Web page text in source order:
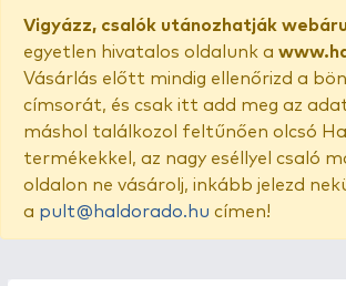
Vigyázz, csalók utánozhatják
egyetlen hivatalos oldalunk a
Vásárlás előtt mindig ellenőrizd a
címsorát, és csak itt add meg az
máshol találkozol feltűnően olcsó
termékekkel, az nagy eséllyel csaló
oldalon ne vásárolj, inkább jelezd
a pult@haldorado.hu címen!